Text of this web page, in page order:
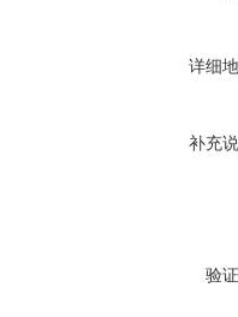
详细
补充
验